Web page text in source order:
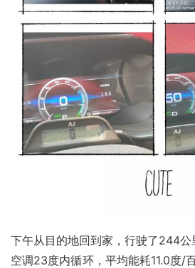
下午从目的地回到家，行驶了244
空调23度内循环，平均能耗11.0度/